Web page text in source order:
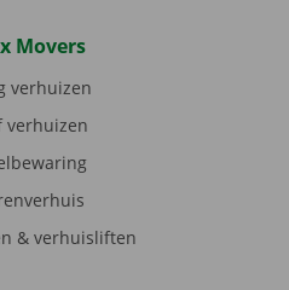
Movers
verhuizen
verhuizen
& verhuisliften